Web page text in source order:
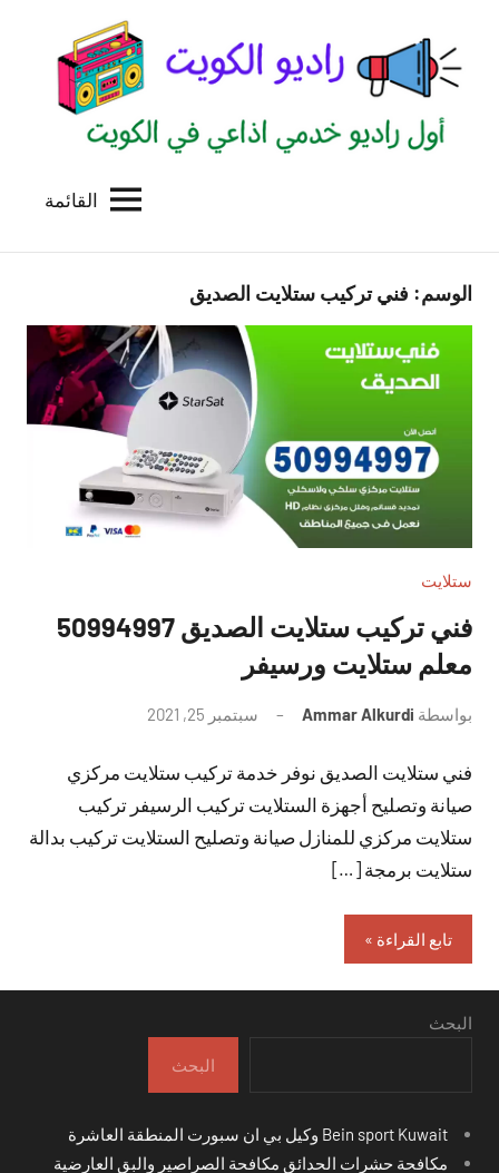
المحتوى
الكويت
للاعلانات
بالكويت
القائمة
الوسم: فني تركيب ستلايت الصديق
ستلايت
فني تركيب ستلايت الصديق 50994997
معلم ستلايت ورسيفر
بواسطة Ammar Alkurdi سبتمبر 25, 2021
تعليقات
فني ستلايت الصديق نوفر خدمة تركيب ستلايت مركزي
صيانة وتصليح أجهزة الستلايت تركيب الرسيفر تركيب
ستلايت مركزي للمنازل صيانة وتصليح الستلايت تركيب بدالة
ستلايت برمجة […]
تابع القراءة
البحث
البحث
مكافحة حشرات الحدائق مكافحة الصراصير والبق العارضية